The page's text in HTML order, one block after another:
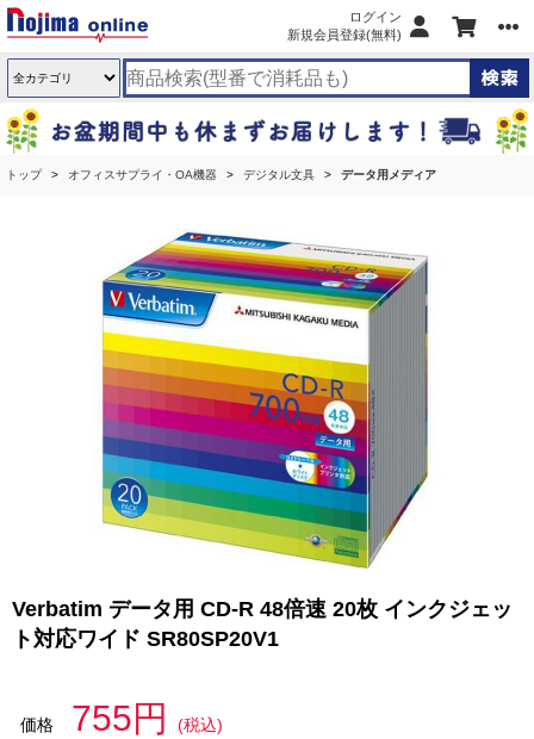
ログイン
新規会員登録(無料)
トップ オフィスサプライ・OA機器 デジタル文具 データ用メディア
Verbatim データ用 CD-R 48倍速 20枚 インクジェッ
ト対応ワイド SR80SP20V1
価格 755円
(税込)